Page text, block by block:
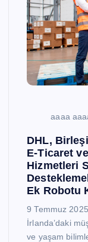
aaaa
DHL,
E-Ticaret
Hizmetleri
Ek Robotu
9 Temmuz
İrlanda’daki
ve yaşam